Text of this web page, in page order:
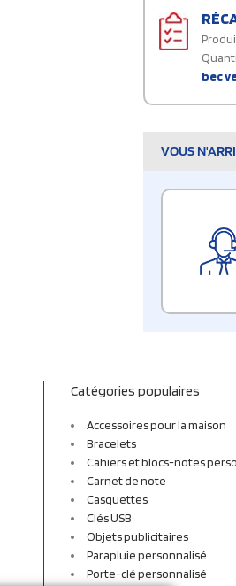
bec
VOUS
Catégories populaires
Accessoires pour la maison
Bracelets
Cahiers et blocs-notes
Carnet de note
Casquettes
Clés USB
Objets publicitaires
Parapluie personnalisé
Porte-clé personnalisé